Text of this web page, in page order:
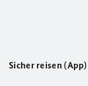
Sicher reisen (App)